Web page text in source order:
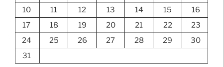
10
11 12 13 14 15
16
17
18 19 20 21 22
23
24
25 26 27 28 29
30
31